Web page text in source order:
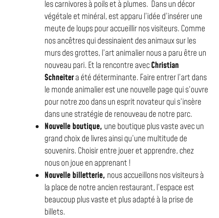
les carnivores à poils et à plumes. Dans un décor
végétale et minéral, est apparu l’idée d’insérer une
meute de loups pour accueillir nos visiteurs. Comme
nos ancêtres qui dessinaient des animaux sur les
murs des grottes, l’art animalier nous a paru être un
nouveau pari. Et la rencontre avecChristian
Schneitera été déterminante. Faire entrer l’art dans
le monde animalier est une nouvelle page qui s’ouvre
pour notre zoo dans un esprit novateur qui s’insère
dans une stratégie de renouveau de notre parc.
Nouvelle boutique, une boutique plus vaste avec un
grand choix de livres ainsi qu’une multitude de
souvenirs. Choisir entre jouer et apprendre, chez
nous on joue en apprenant !
Nouvelle billetterie, nous accueillons nos visiteurs à
la place de notre ancien restaurant, l’espace est
beaucoup plus vaste et plus adapté à la prise de
billets.